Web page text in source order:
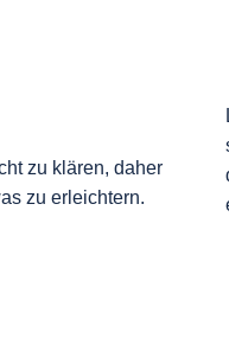
zu klären, daher
zu erleichtern.